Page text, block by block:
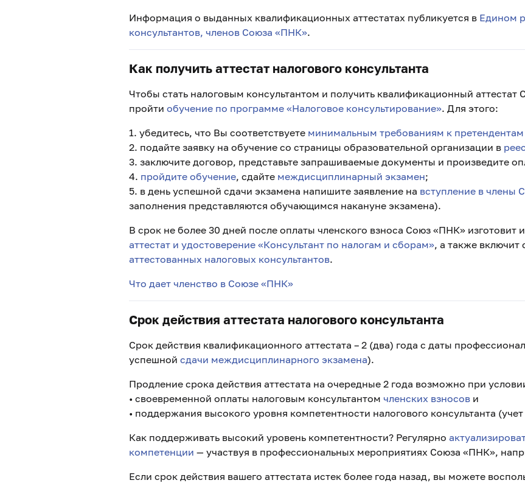
Информация о выданных квалификационных аттестатах публикуется в Едином
консультантов, членов Союза «ПНК».
Как получить аттестат налогового консультанта
Чтобы стать налоговым консультантом и получить квалификационный
пройти обучение по программе «Налоговое консультирование». Для этого:
1. убедитесь, что Вы соответствуете минимальным требованиям к
2. подайте заявку на обучение со страницы образовательной организации в
3. заключите договор, представьте запрашиваемые документы и произведите
4. пройдите обучение, сдайте междисциплинарный экзамен;
5. в день успешной сдачи экзамена напишите заявление на вступление в члены
заполнения представляются обучающимся накануне экзамена).
В срок не более 30 дней после оплаты членского взноса Союз «ПНК» изготовит и
аттестат и удостоверение «Консультант по налогам и сборам», а также включит
аттестованных налоговых консультантов.
Что дает членство в Союзе «ПНК»
Срок действия аттестата налогового консультанта
Срок действия квалификационного аттестата – 2 (два) года с даты
успешной сдачи междисциплинарного экзамена).
Продление срока действия аттестата на очередные 2 года возможно при
• своевременной оплаты налоговым консультантом членских взносов и
• поддержания высокого уровня компетентности налогового консультанта
Как поддерживать высокий уровень компетентности? Регулярно
компетенции — участвуя в профессиональных мероприятиях Союза «ПНК»,
Если срок действия вашего аттестата истек более года назад, вы можете